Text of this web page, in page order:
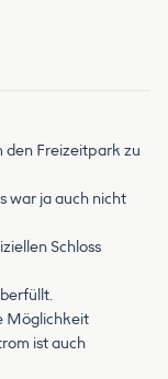
den Freizeitpark zu
war ja auch nicht
Schloss
Möglichkeit
ist auch